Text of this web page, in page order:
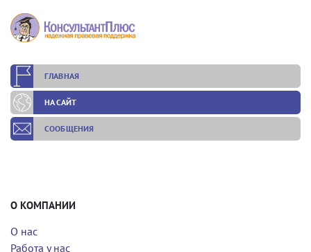
ГЛАВНАЯ
НА САЙТ
СООБЩЕНИЯ
О КОМПАНИИ
О нас
Работа у нас